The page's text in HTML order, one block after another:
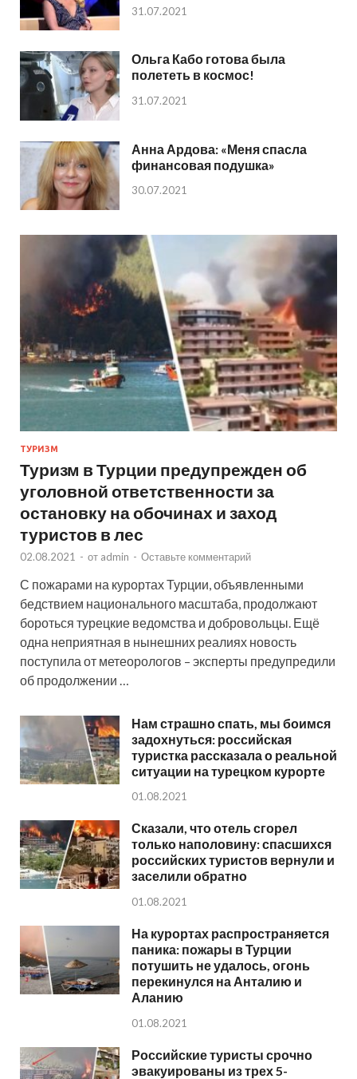
31.07.2021
Ольга Кабо готова была
полететь в космос!
31.07.2021
Анна Ардова: «Меня спасла
финансовая подушка»
30.07.2021
ТУРИЗМ
Туризм в Турции предупрежден об
уголовной ответственности за
остановку на обочинах и заход
туристов в лес
02.08.2021 - от admin - Оставьте комментарий
С пожарами на курортах Турции, объявленными
бедствием национального масштаба, продолжают
бороться турецкие ведомства и добровольцы. Ещё
одна неприятная в нынешних реалиях новость
поступила от метеорологов – эксперты предупредили
об продолжении …
Нам страшно спать, мы боимся
задохнуться: российская
туристка рассказала о реальной
ситуации на турецком курорте
01.08.2021
Сказали, что отель сгорел
только наполовину: спасшихся
российских туристов вернули и
заселили обратно
01.08.2021
На курортах распространяется
паника: пожары в Турции
потушить не удалось, огонь
перекинулся на Анталию и
Аланию
01.08.2021
Российские туристы срочно
эвакуированы из трех 5-